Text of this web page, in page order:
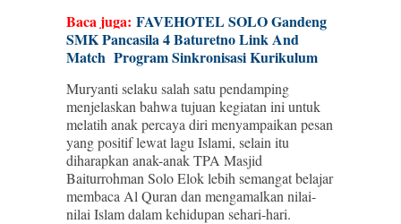
Baca juga: FAVEHOTEL SOLO Gandeng
SMK Pancasila 4 Baturetno Link And
Match Program Sinkronisasi Kurikulum
Muryanti selaku salah satu pendamping
menjelaskan bahwa tujuan kegiatan ini untuk
melatih anak percaya diri menyampaikan pesan
yang positif lewat lagu Islami, selain itu
diharapkan anak-anak TPA Masjid
Baiturrohman Solo Elok lebih semangat belajar
membaca Al Quran dan mengamalkan nilai-
nilai Islam dalam kehidupan sehari-hari.